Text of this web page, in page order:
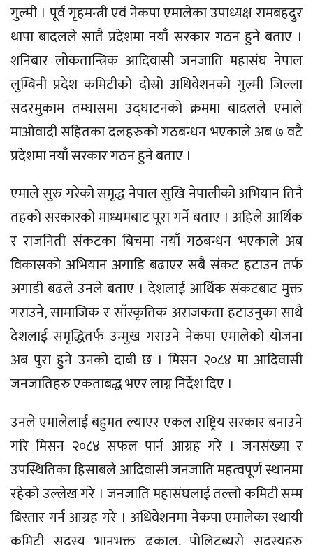
गुल्मी । पूर्व गृहमन्त्री एवं नेकपा एमालेका उपाध्यक्ष रामबहदुर
थापा बादलले सातै प्रदेशमा नयाँ सरकार गठन हुने बताए ।
शनिबार लोकतान्त्रिक आदिवासी जनजाति महासंघ नेपाल
लुम्बिनी प्रदेश कमिटीको दोस्रो अधिवेशनको गुल्मी जिल्ला
सदरमुकाम तम्घासमा उद्घाटनको क्रममा बादलले एमाले
माओवादी सहितका दलहरुको गठबन्धन भएकाले अब ७ वटै
प्रदेशमा नयाँ सरकार गठन हुने बताए ।
एमाले सुरु गरेको समृद्ध नेपाल सुखि नेपालीको अभियान तिनै
तहको सरकारको माध्यमबाट पूरा गर्ने बताए । अहिले आर्थिक
र राजनिती संकटका बिचमा नयाँ गठबन्धन भएकाले अब
विकासको अभियान अगाडि बढाएर सबै संकट हटाउन तर्फ
अगाडी बढले उनले बताए । देशलाई आर्थिक संकटबाट मुक्त
गराउने, सामाजिक र साँस्कृतिक अराजकता हटाउनुका साथै
देशलाई समृद्धितर्फ उन्मुख गराउने नेकपा एमालेको योजना
अब पुरा हुने उनकोे दाबी छ । मिसन २०८४ मा आदिवासी
जनजातिहरु एकताबद्ध भएर लाग्न निर्देश दिए ।
उनले एमालेलाई बहुमत ल्याएर एकल राष्ट्रिय सरकार बनाउने
गरि मिसन २०८४ सफल पार्न आग्रह गरे । जनसंख्या र
उपस्थितिका हिसाबले आदिवासी जनजाति महत्वपूर्ण स्थानमा
रहेको उल्लेख गरे । जनजाति महासंघलाई तल्लो कमिटी सम्म
बिस्तार गर्न आग्रह गरे । अधिवेशनमा नेकपा एमालेका स्थायी